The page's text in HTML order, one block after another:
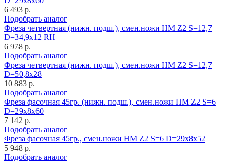
6 493 р.
Подобрать аналог
Фреза четвертная (нижн. подш.), смен.ножи HM Z2 S=12,7
D=34,9x12 RH
6 978 р.
Подобрать аналог
Фреза четвертная (нижн. подш.), смен.ножи HM Z2 S=12,7
D=50,8x28
10 883 р.
Подобрать аналог
Фреза фасочная 45гр. (нижн. подш.), смен.ножи HM Z2 S=6
D=29x8x60
7 142 р.
Подобрать аналог
Фреза фасочная 45гр., смен.ножи HM Z2 S=6 D=29x8x52
5 948 р.
Подобрать аналог